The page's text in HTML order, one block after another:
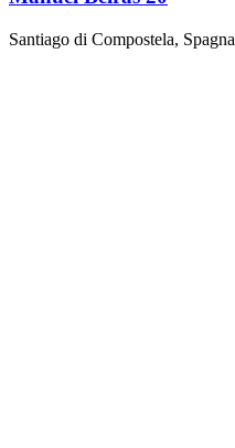
Santiago di Compostela, Spagna